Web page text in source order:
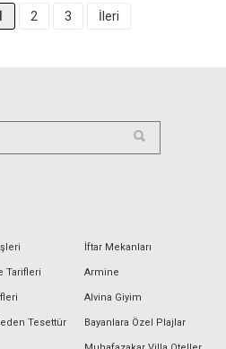
2 3 İleri
Tarifleri
Tesettür
İftar Mekanları
Armine
Alvina Giyim
Bayanlara Özel Plajlar